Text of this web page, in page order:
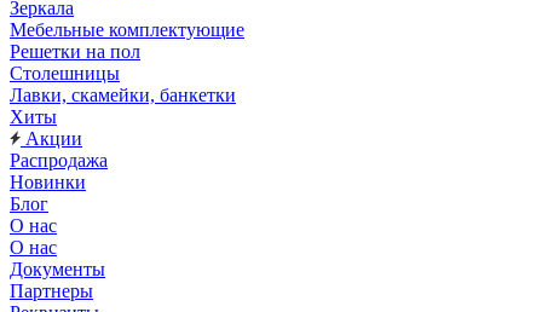
Зеркала
Мебельные комплектующие
Решетки на пол
Столешницы
Лавки, скамейки, банкетки
Хиты
Акции
Распродажа
Новинки
Блог
О нас
О нас
Документы
Партнеры